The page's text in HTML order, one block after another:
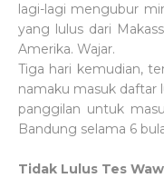
lagi-lagi mengubur
yang lulus dari
Amerika. Wajar.
Tiga hari kemudian,
namaku masuk daftar
panggilan untuk
Bandung selama 6
Tidak Lulus Tes